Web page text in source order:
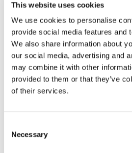
This website uses cookies
We use cookies to personalise
provide social media features and
We also share information about
our social media, advertising and
may combine it with other
provided to them or that they’ve
of their services.
Selection
Necessary
et son frère ont commencé à
sur l’un des chemins de
Tandis qu’ils retiraient les
et construisait la route, de
membres de la
contaminés par leur
décidèrent de coopérer. «
nous pouvions améliorer la
explique Eli.